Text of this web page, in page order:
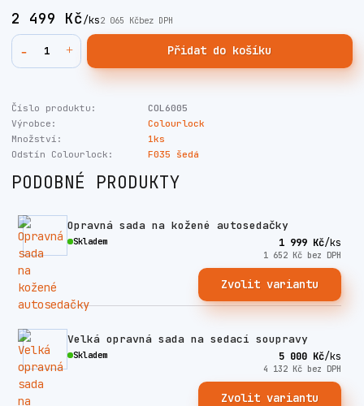
2 499 Kč/ks2 065 Kčbez DPH
Přidat do košíku
Číslo produktu:
COL6005
Výrobce:
Colourlock
Množství:
1ks
Odstín Colourlock:
F035 šedá
PODOBNÉ PRODUKTY
Opravná sada na kožené autosedačky
1 999 Kč/ks
1 652 Kč bez DPH
Skladem
Zvolit variantu
Velká opravná sada na sedací soupravy
5 000 Kč/ks
4 132 Kč bez DPH
Skladem
Zvolit variantu